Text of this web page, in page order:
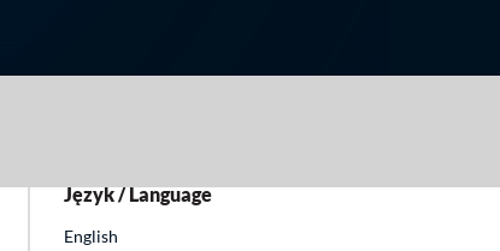
Język / Language
English